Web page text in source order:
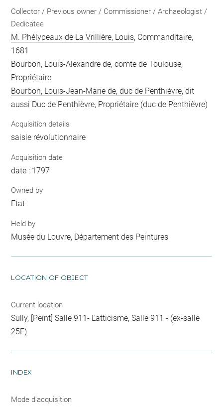
Collector / Previous owner / Commissioner / Archaeologist /
Dedicatee
M. Phélypeaux de La Vrillière, Louis, Commanditaire,
1681
Bourbon, Louis-Alexandre de, comte de Toulouse,
Propriétaire
Bourbon, Louis-Jean-Marie de, duc de Penthièvre, dit
aussi Duc de Penthièvre, Propriétaire (duc de Penthièvre)
Acquisition details
saisie révolutionnaire
Acquisition date
date : 1797
Owned by
Etat
Held by
Musée du Louvre, Département des Peintures
LOCATION OF OBJECT
Current location
Sully, [Peint] Salle 911- L'atticisme, Salle 911 - (ex-salle
25F)
INDEX
Mode d'acquisition